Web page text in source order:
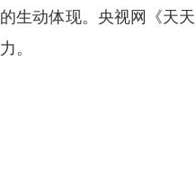
的生动体现。央视网《天
力。